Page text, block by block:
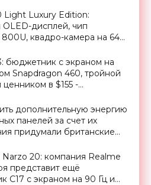
Light Luxury Edition:
OLED-дисплей, чип
квадро-камера на 64
бюджетник с экраном на
Snapdragon 460, тройной
в $155 -
дополнительную энергию
панелей за счет их
придумали британские
Narzo 20: компания Realme
представит ещё
C17 с экраном на 90 Гц и